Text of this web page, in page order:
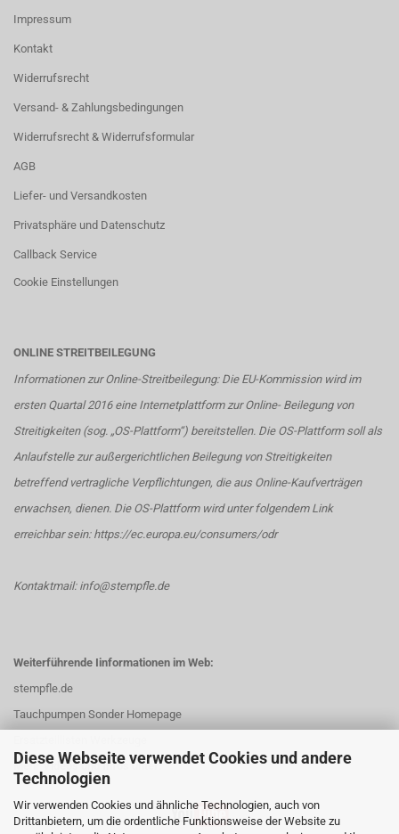
Diese Webseite verwendet Cookies und andere
Technologien
Wir verwenden Cookies und ähnliche Technologien, auch von
Drittanbietern, um die ordentliche Funktionsweise der Website zu
Impressum
Kontakt
Widerrufsrecht
Versand- & Zahlungsbedingungen
Widerrufsrecht & Widerrufsformular
AGB
Liefer- und Versandkosten
Privatsphäre und Datenschutz
Callback Service
Cookie Einstellungen
ONLINE STREITBEILEGUNG
Informationen zur Online-Streitbeilegung: Die EU-Kommission wird im
ersten Quartal 2016 eine Internetplattform zur Online- Beilegung von
Streitigkeiten (sog. „OS-Plattform“) bereitstellen. Die OS-Plattform soll als
Anlaufstelle zur außergerichtlichen Beilegung von Streitigkeiten
betreffend vertragliche Verpflichtungen, die aus Online-Kaufverträgen
erwachsen, dienen. Die OS-Plattform wird unter folgendem Link
erreichbar sein: https://ec.europa.eu/consumers/odr
Kontaktmail: info@stempfle.de
Weiterführende Iinformationen im Web:
stempfle.de
Tauchpumpen Sonder Homepage
Mehr Videos und Infos unter: